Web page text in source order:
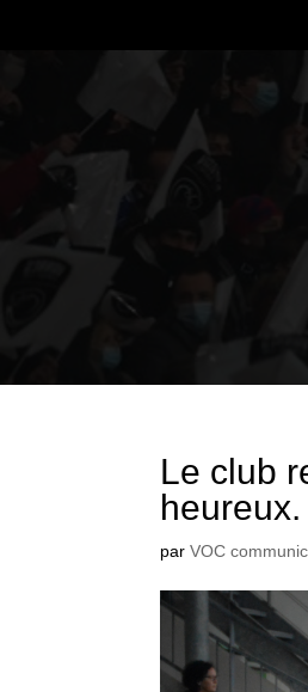
Le club
heureux.
parVOC